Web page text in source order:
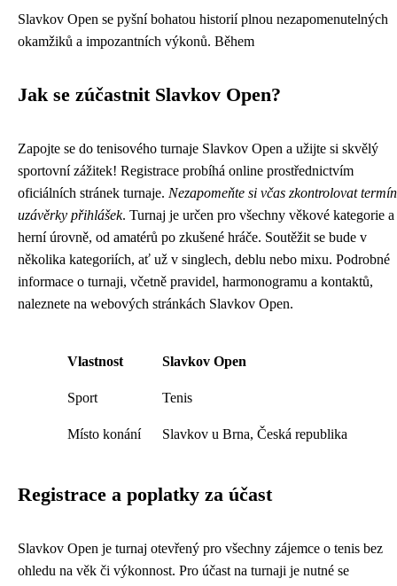
Slavkov Open se pyšní bohatou historií plnou nezapomenutelných
okamžiků a impozantních výkonů. Během
Jak se zúčastnit Slavkov Open?
Zapojte se do tenisového turnaje Slavkov Open a užijte si skvělý
sportovní zážitek! Registrace probíhá online prostřednictvím
oficiálních stránek turnaje. Nezapomeňte si včas zkontrolovat termín
uzávěrky přihlášek. Turnaj je určen pro všechny věkové kategorie a
herní úrovně, od amatérů po zkušené hráče. Soutěžit se bude v
několika kategoriích, ať už v singlech, deblu nebo mixu. Podrobné
informace o turnaji, včetně pravidel, harmonogramu a kontaktů,
naleznete na webových stránkách Slavkov Open.
Vlastnost Slavkov Open
Sport Tenis
Místo konání Slavkov u Brna, Česká republika
Registrace a poplatky za účast
Slavkov Open je turnaj otevřený pro všechny zájemce o tenis bez
ohledu na věk či výkonnost. Pro účast na turnaji je nutné se